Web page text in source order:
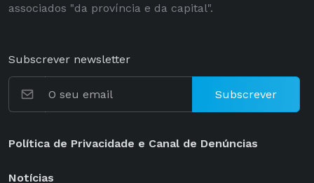
associados "da província e da capital".
Subscrever newsletter
Subscrever
Política de Privacidade e Canal de Denúncias
Notícias